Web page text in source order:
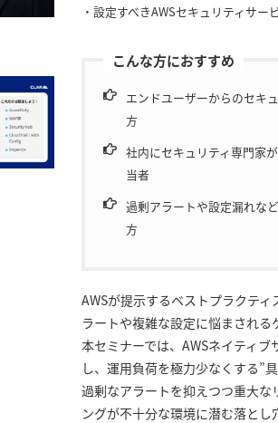
・設定すべきAWSセキュリティサー
こんな方におすすめ
エンドユーザーからのセキ
方
社内にセキュリティ専門家
当者
過剰アラートや設定漏れな
方
AWSが提示するベストプラクテ
ラートや複雑な設定に悩まされる
本セミナーでは、AWSネイティ
し、運用負荷を極力少なくする”
過剰なアラートを抑えつつ重大
ングが不十分な環境に潜む落とし